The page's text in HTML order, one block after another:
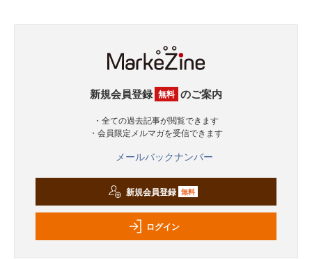
新規会員登録 無料 のご案内
・全ての過去記事が閲覧できます
・会員限定メルマガを受信できます
メールバックナンバー
新規会員登録 無料
ログイン